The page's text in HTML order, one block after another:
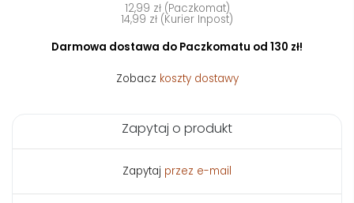
12,99 zł (Paczkomat)
14,99 zł (Kurier Inpost)
Darmowa dostawa do Paczkomatu od 130 zł!
Zobacz koszty dostawy
Zapytaj o produkt
Zapytaj przez e-mail